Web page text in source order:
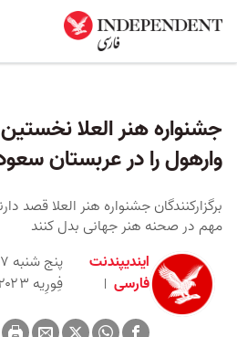
جشنواره هنر العلا
وارهول را در عربستان
برگزارکنندگان جشنواره هنر العلا قصد
مهم در صحنه هنر جهانی بدل کنند
ایندیپندنت
فارسی
فِورِیه ۲۰۲۳ ۳:۱۵